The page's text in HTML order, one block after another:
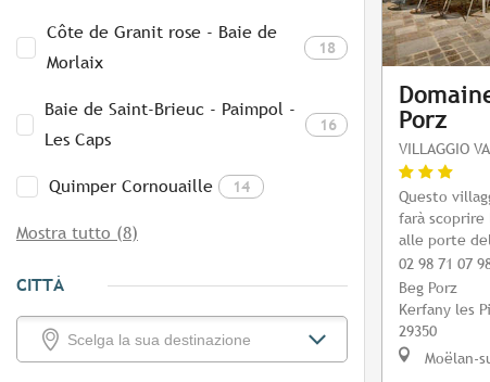
Côte de Granit rose - Baie de
Morlaix
18
Baie de Saint-Brieuc - Paimpol -
Les Caps
16
Quimper Cornouaille 14
Mostra tutto (8)
CITTÀ
Porz
VILLAGGIO
Questo
farà
alle porte
02 98 71 07
Beg Porz
Kerfany les
29350
Moëlan-